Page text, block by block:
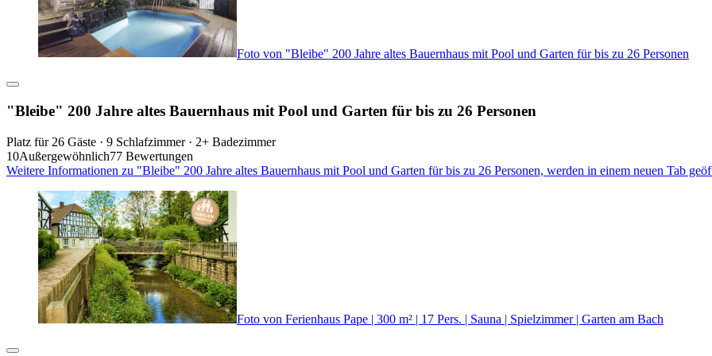
Foto von "Bleibe" 200 Jahre altes Bauernhaus mit Pool und Garten für bis zu 26 Personen
"Bleibe" 200 Jahre altes Bauernhaus mit Pool und Garten für bis zu 26 Personen
Platz für 26 Gäste · 9 Schlafzimmer · 2+ Badezimmer
10Außergewöhnlich77 Bewertungen
Weitere Informationen zu "Bleibe" 200 Jahre altes Bauernhaus mit Pool und Garten für bis zu 26 Personen, werden in einem neuen Tab
Foto von Ferienhaus Pape | 300 m² | 17 Pers. | Sauna | Spielzimmer | Garten am Bach